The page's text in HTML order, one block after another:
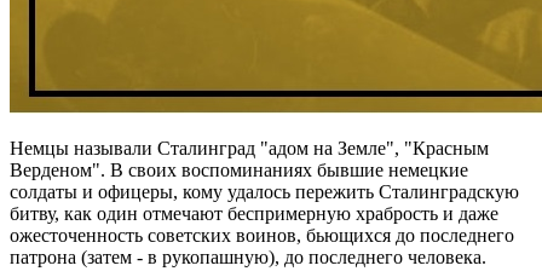
Немцы называли Сталинград "адом на Земле", "Красным
Верденом". В своих воспоминаниях бывшие немецкие
солдаты и офицеры, кому удалось пережить Сталинградскую
битву, как один отмечают беспримерную храбрость и даже
ожесточенность советских воинов, бьющихся до последнего
патрона (затем - в рукопашную), до последнего человека.